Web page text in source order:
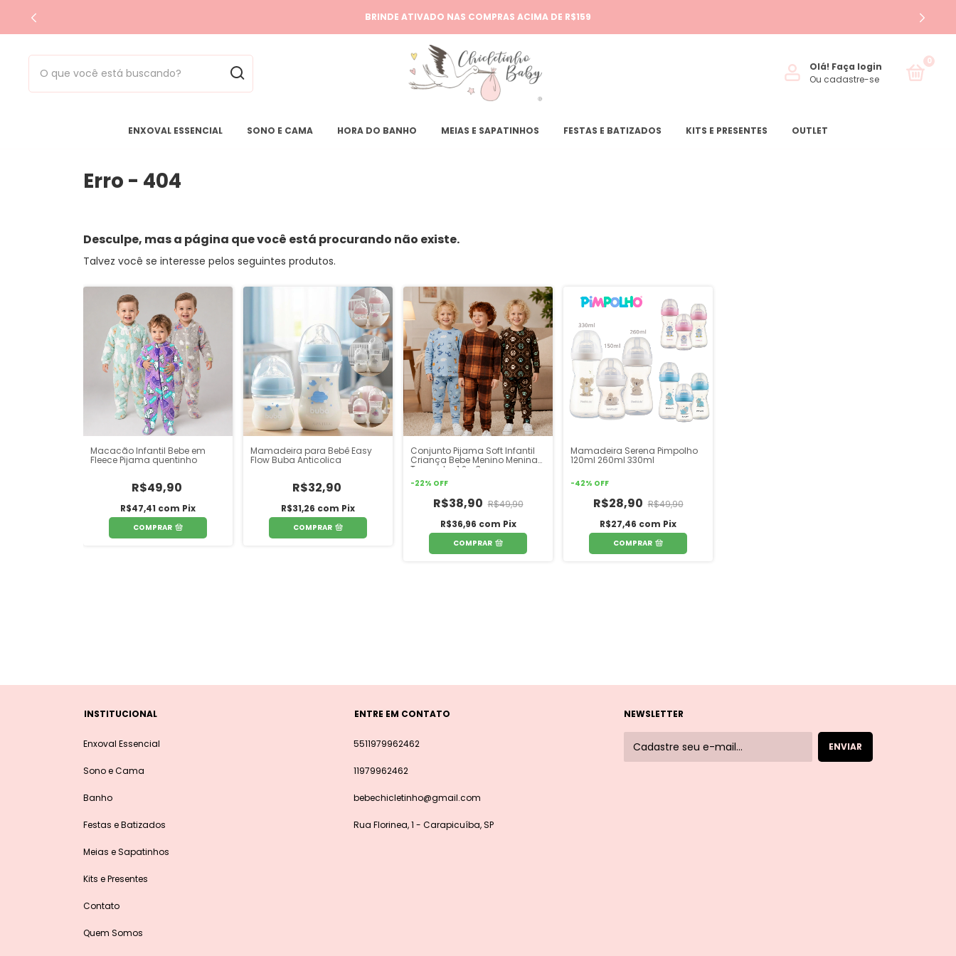
BRINDE ATIVADO NAS COMPRAS ACIMA DE R$159
Olá! Faça login
Ou cadastre-se
0
ENXOVAL ESSENCIAL SONO E CAMA HORA DO BANHO MEIAS E SAPATINHOS FESTAS E BATIZADOS KITS E PRESENTES OUTLET
Erro - 404
Desculpe, mas a página que você está procurando não existe.
Talvez você se interesse pelos seguintes produtos.
Macacão Infantil Bebe em
Fleece Pijama quentinho
R$49,90
R$47,41 com Pix
COMPRAR
Mamadeira para Bebê Easy
Flow Buba Anticolica
R$32,90
R$31,26 com Pix
COMPRAR
Conjunto Pijama Soft Infantil
Criança Bebe Menino Menina
Tamanho 1 2 e 3
-22% OFF
R$38,90 R$49,90
R$36,96 com Pix
COMPRAR
Mamadeira Serena Pimpolho
120ml 260ml 330ml
-42% OFF
R$28,90 R$49,90
R$27,46 com Pix
COMPRAR
INSTITUCIONAL
Enxoval Essencial
Sono e Cama
Banho
Festas e Batizados
Meias e Sapatinhos
Kits e Presentes
Contato
Quem Somos
ENTRE EM CONTATO
5511979962462
11979962462
bebechicletinho@gmail.com
Rua Florinea, 1 - Carapicuíba, SP
NEWSLETTER